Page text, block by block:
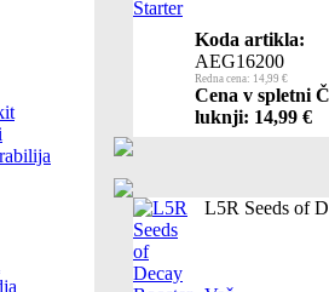
Koda artikla:
AEG16200
Redna cena: 14,99 €
Cena v spletni
luknji: 14,99 €
L5R Seeds of